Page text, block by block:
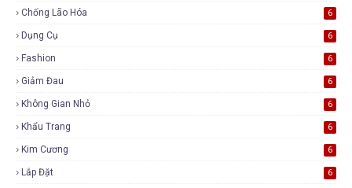
Chống Lão Hóa 6
Dụng Cụ 6
Fashion 6
Giảm Đau 6
Không Gian Nhỏ 6
Khẩu Trang 6
Kim Cương 6
Lắp Đặt 6